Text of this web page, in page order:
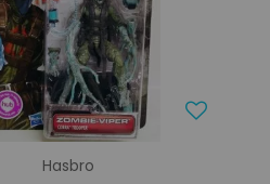
Hasbro